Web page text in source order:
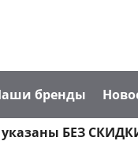
бренды
БЕЗ